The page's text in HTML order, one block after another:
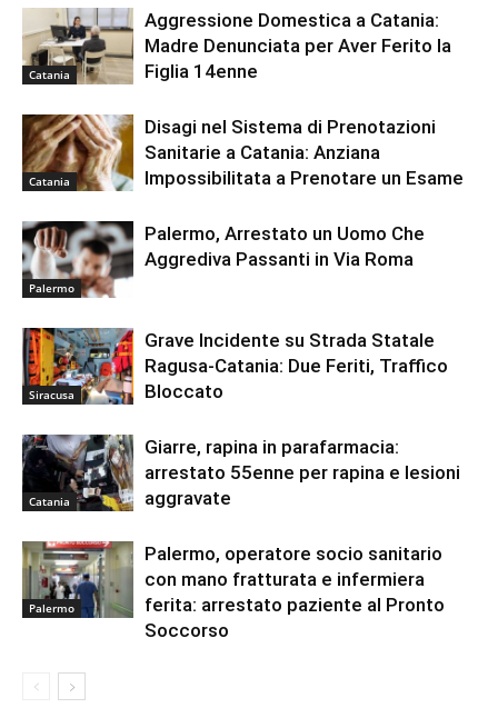
Catania
Aggressione Domestica a Catania:
Madre Denunciata per Aver Ferito la
Figlia 14enne
Catania
Disagi nel Sistema di Prenotazioni
Sanitarie a Catania: Anziana
Impossibilitata a Prenotare un Esame
Palermo
Palermo, Arrestato un Uomo Che
Aggrediva Passanti in Via Roma
Siracusa
Grave Incidente su Strada Statale
Ragusa-Catania: Due Feriti, Traffico
Bloccato
Catania
Giarre, rapina in parafarmacia:
arrestato 55enne per rapina e lesioni
aggravate
Palermo
Palermo, operatore socio sanitario
con mano fratturata e infermiera
ferita: arrestato paziente al Pronto
Soccorso